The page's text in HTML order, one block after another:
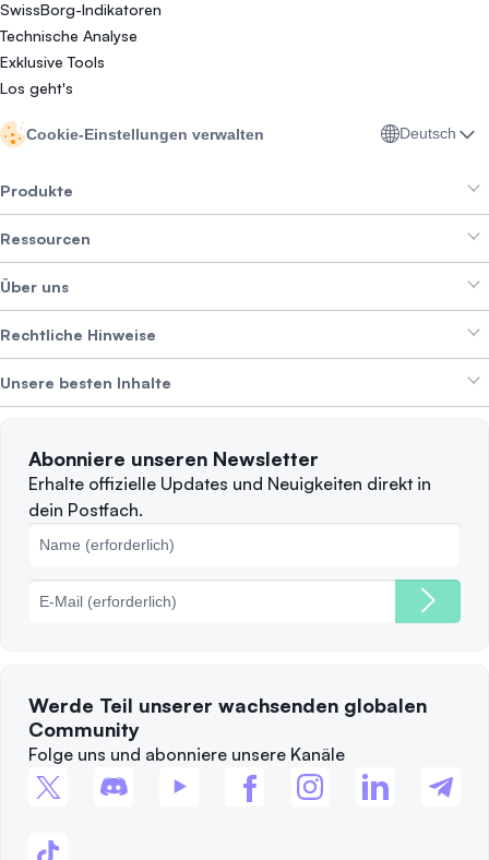
SwissBorg-Indikatoren
Technische Analyse
Exklusive Tools
Los geht's
Cookie-Einstellungen verwalten Deutsch
Produkte
Smart Exchange
Crypto Bundles
Erträge erzielen
Alpha Deals
Ressourcen
Help Center
Branding-Paket
Über uns
Über SwissBorg
Karriere WIR STELLEN EIN
Rechtliche Hinweise
Datenschutzerklärung
Beschwerden
Cookie-Richtlinie
Unsere besten Inhalte
Wann sollte man verkaufen?
Top-Blockchains
Abonniere unseren Newsletter
Erhalte offizielle Updates und Neuigkeiten direkt in
dein Postfach.
Werde Teil unserer wachsenden globalen
Community
Folge uns und abonniere unsere Kanäle